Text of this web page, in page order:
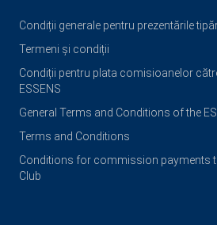
Condiții generale pentru prezentările
Termeni și condiții
Condiții pentru plata comisioanelor
ESSENS
General Terms and Conditions of the
Terms and Conditions
Conditions for commission payments
Club